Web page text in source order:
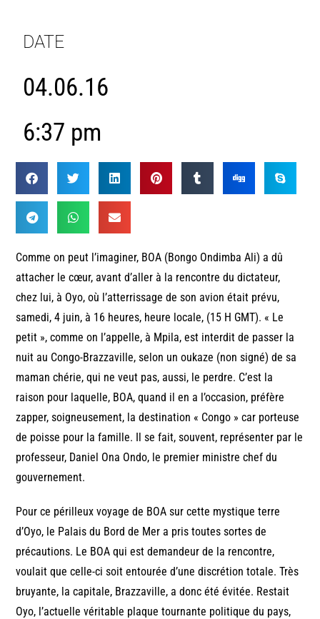
DATE
04.06.16
6:37 pm
Comme on peut l’imaginer, BOA (Bongo Ondimba Ali) a dû
attacher le cœur, avant d’aller à la rencontre du dictateur,
chez lui, à Oyo, où l’atterrissage de son avion était prévu,
samedi, 4 juin, à 16 heures, heure locale, (15 H GMT). « Le
petit », comme on l’appelle, à Mpila, est interdit de passer la
nuit au Congo-Brazzaville, selon un oukaze (non signé) de sa
maman chérie, qui ne veut pas, aussi, le perdre. C’est la
raison pour laquelle, BOA, quand il en a l’occasion, préfère
zapper, soigneusement, la destination « Congo » car porteuse
de poisse pour la famille. Il se fait, souvent, représenter par le
professeur, Daniel Ona Ondo, le premier ministre chef du
gouvernement.
Pour ce périlleux voyage de BOA sur cette mystique terre
d’Oyo, le Palais du Bord de Mer a pris toutes sortes de
précautions. Le BOA qui est demandeur de la rencontre,
voulait que celle-ci soit entourée d’une discrétion totale. Très
bruyante, la capitale, Brazzaville, a donc été évitée. Restait
Oyo, l’actuelle véritable plaque tournante politique du pays,